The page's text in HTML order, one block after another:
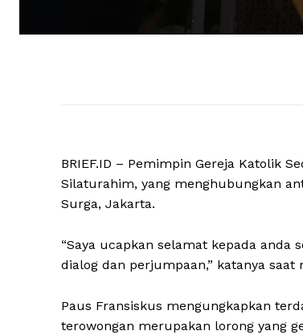
BRIEF.ID – Pemimpin Gereja Katolik
Silaturahim, yang menghubungkan
Surga, Jakarta.
“Saya ucapkan selamat kepada
dialog dan perjumpaan,” katanya
Paus Fransiskus mengungkapkan
terowongan merupakan lorong yang